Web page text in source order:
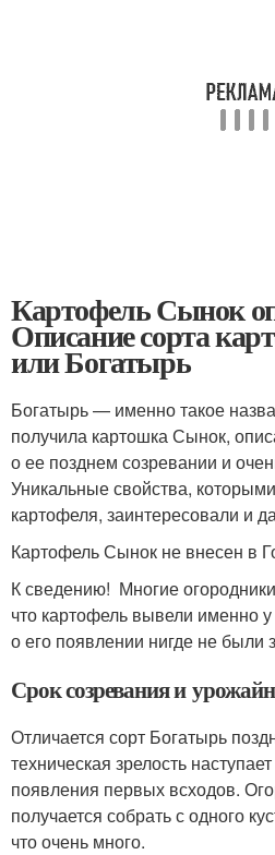
Картофель Сынок
Описание сорта
или Богатырь
Богатырь — именно такое
получила картошка Сынок,
о ее позднем созревании и
Уникальные свойства,
картофеля, заинтересовали и
Картофель Сынок не внесен в
К сведению! Многие
что картофель вывели именно
о его появлении нигде не были
Срок созревания и
Отличается сорт Богатырь
техническая зрелость
появления первых всходов.
получается собрать с одного
что очень много.